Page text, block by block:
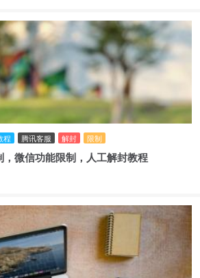
程 腾讯客服 解封 限制
，微信功能限制，人工解封教程